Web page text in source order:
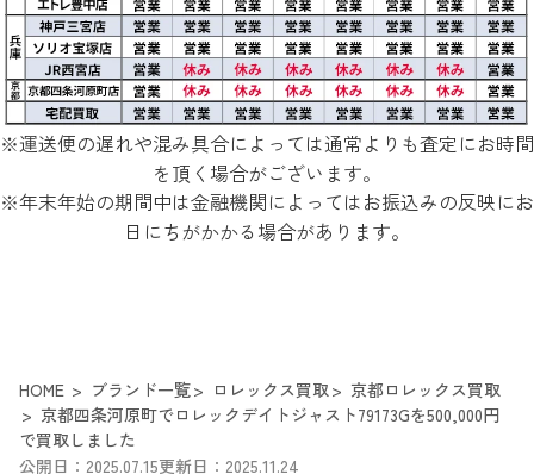
※運送便の遅れや混み具合によっては通常よりも査定にお時間
を頂く場合がございます。
※年末年始の期間中は金融機関によってはお振込みの反映にお
日にちがかかる場合があります。
HOME ブランド一覧 ロレックス買取
京都ロレックス買取
京都四条河原町でロレックデイトジャスト79173Gを500,000円
で買取しました
公開日：2025.07.15更新日：2025.11.24